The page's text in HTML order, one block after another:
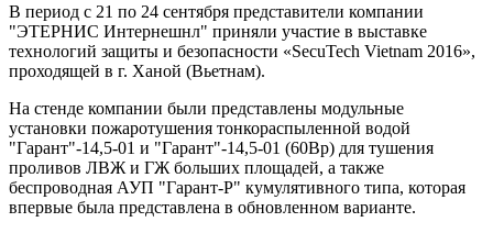
В период с 21 по 24 сентября представители компании
"ЭТЕРНИС Интернешнл" приняли участие в выставке
технологий защиты и безопасности «SecuTech Vietnam 2016»,
проходящей в г. Ханой (Вьетнам).
На стенде компании были представлены модульные
установки пожаротушения тонкораспыленной водой
"Гарант"-14,5-01 и "Гарант"-14,5-01 (60Вр) для тушения
проливов ЛВЖ и ГЖ больших площадей, а также
беспроводная АУП "Гарант-Р" кумулятивного типа, которая
впервые была представлена в обновленном варианте.